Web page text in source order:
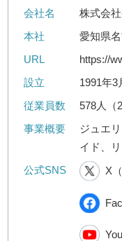
会社名
株式会
本社
愛知県
URL
https://
設立
1991年3
従業員数
578人（
事業概要
ジュエ
イド、
公式SNS
X